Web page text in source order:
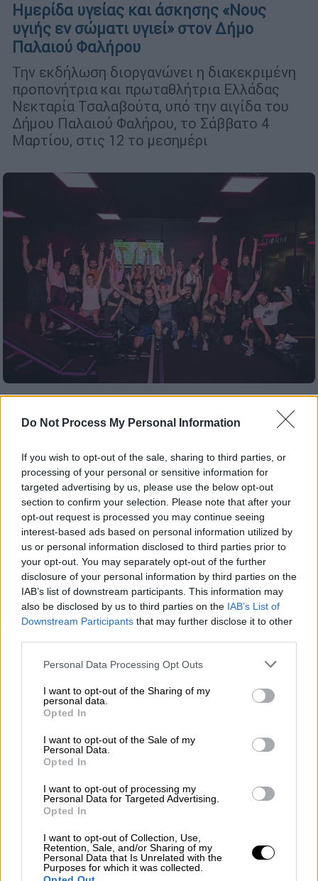
Do Not Process My Personal Information
If you wish to opt-out of the sale, sharing to third parties, or
processing of your personal or sensitive information for
targeted advertising by us, please use the below opt-out
section to confirm your selection. Please note that after your
opt-out request is processed you may continue seeing
interest-based ads based on personal information utilized by
us or personal information disclosed to third parties prior to
your opt-out. You may separately opt-out of the further
disclosure of your personal information by third parties on the
IAB’s list of downstream participants. This information may
also be disclosed by us to third parties on the IAB’s List of
Downstream Participants that may further disclose it to other
Please note that this website/app uses one or more Google
not limited to your visit or usage behaviour. You may click to
grant or deny consent to Google and its third-party tags to
use your data for below specified purposes in below Google
consent section.
Personal Data Processing Opt Outs
I want to opt-out of the Sharing of my
personal data.
Opted In
I want to opt-out of the Sale of my
Personal Data.
Opted In
I want to opt-out of processing my
Personal Data for Targeted Advertising.
Opted In
I want to opt-out of Collection, Use,
Retention, Sale, and/or Sharing of my
Personal Data that Is Unrelated with the
Purposes for which it was collected.
Ημερίδα υγείας και άσκησης «Νους
υγιής εν σώματι υγιεί» στον Δήμο
Παλαιού Φαλήρου
Την εκδήλωση διοργανώνει η διακεκριμένη
προπονήτρια και πρωταθλήτρια Ελλάδας
Νεκταρία Τσαλαβούτα, υπό την αιγίδα του
Δήμου Παλαιού Φαλήρου, το Σάββατο 4
Μαρτίου, στις 12 το μεσημέρι
Το νέο πρωτοποριακό STORM Bootcamp
Το STORM Bootcamp είναι ένα μοναδικό
workout που έρχεται για πρώτη φορά στην
Ελλάδα και απευθύνεται σε αθλούμενους
που αγαπούν την έντονη προπόνηση
Μπίλι Άιλις: Η τραγουδίστρια για τη νέα
της αγάπη, το fitness - «Έχω αλλάξει
εντελώς τον τρόπο ζωής μου»
H Μπίλι Άιλις αποφάσισε να εντάξει τη
γυμναστική στη ζωή της